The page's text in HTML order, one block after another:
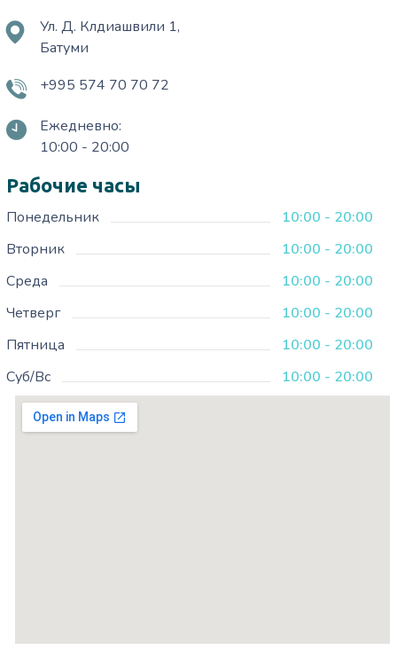
Ул. Д. Клдиашвили 1,
Батуми
+995 574 70 70 72
Ежедневно:
10:00 - 20:00
Рабочие часы
Понедельник
10:00 - 20:00
Вторник
10:00 - 20:00
Среда
10:00 - 20:00
Четверг
10:00 - 20:00
Пятница
10:00 - 20:00
Суб/Вс
10:00 - 20:00